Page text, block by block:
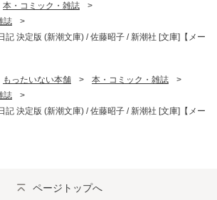
本・コミック・雑誌
>
誌
>
記 決定版 (新潮文庫) / 佐藤昭子 / 新潮社 [文庫]【メー
もったいない本舗 > 本・コミック・雑誌
>
誌
>
記 決定版 (新潮文庫) / 佐藤昭子 / 新潮社 [文庫]【メー
ページトップへ